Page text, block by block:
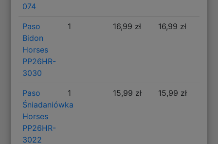
074
Paso
Bidon
Horses
PP26HR-
3030
1 16,99 zł 16,99 zł
Paso
Śniadaniówka
Horses
PP26HR-
3022
1 15,99 zł 15,99 zł